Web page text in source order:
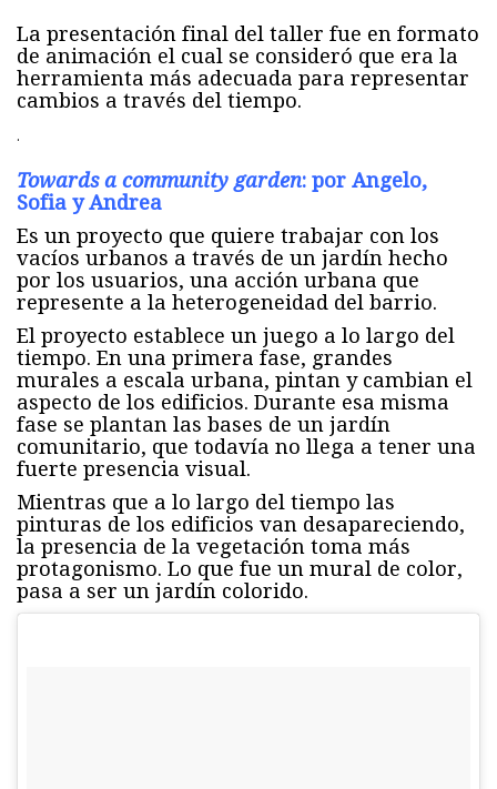
La presentación final del taller fue en formato
de animación el cual se consideró que era la
herramienta más adecuada para representar
cambios a través del tiempo.
.
Towards a community garden: por Angelo,
Sofia y Andrea
Es un proyecto que quiere trabajar con los
vacíos urbanos a través de un jardín hecho
por los usuarios, una acción urbana que
represente a la heterogeneidad del barrio.
El proyecto establece un juego a lo largo del
tiempo. En una primera fase, grandes
murales a escala urbana, pintan y cambian el
aspecto de los edificios. Durante esa misma
fase se plantan las bases de un jardín
comunitario, que todavía no llega a tener una
fuerte presencia visual.
Mientras que a lo largo del tiempo las
pinturas de los edificios van desapareciendo,
la presencia de la vegetación toma más
protagonismo. Lo que fue un mural de color,
pasa a ser un jardín colorido.